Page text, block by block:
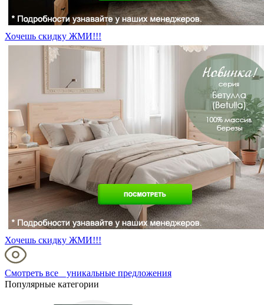
Хочешь скидку ЖМИ!!!
Хочешь скидку ЖМИ!!!
Смотреть все уникальные предложения
Популярные категории